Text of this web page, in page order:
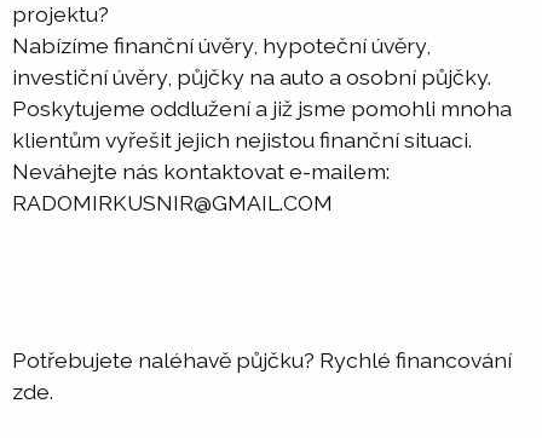
projektu?
Nabízíme finanční úvěry, hypoteční úvěry,
investiční úvěry, půjčky na auto a osobní půjčky.
Poskytujeme oddlužení a již jsme pomohli mnoha
klientům vyřešit jejich nejistou finanční situaci.
Neváhejte nás kontaktovat e-mailem:
RADOMIRKUSNIR@GMAIL.COM
Potřebujete naléhavě půjčku? Rychlé financování
zde.